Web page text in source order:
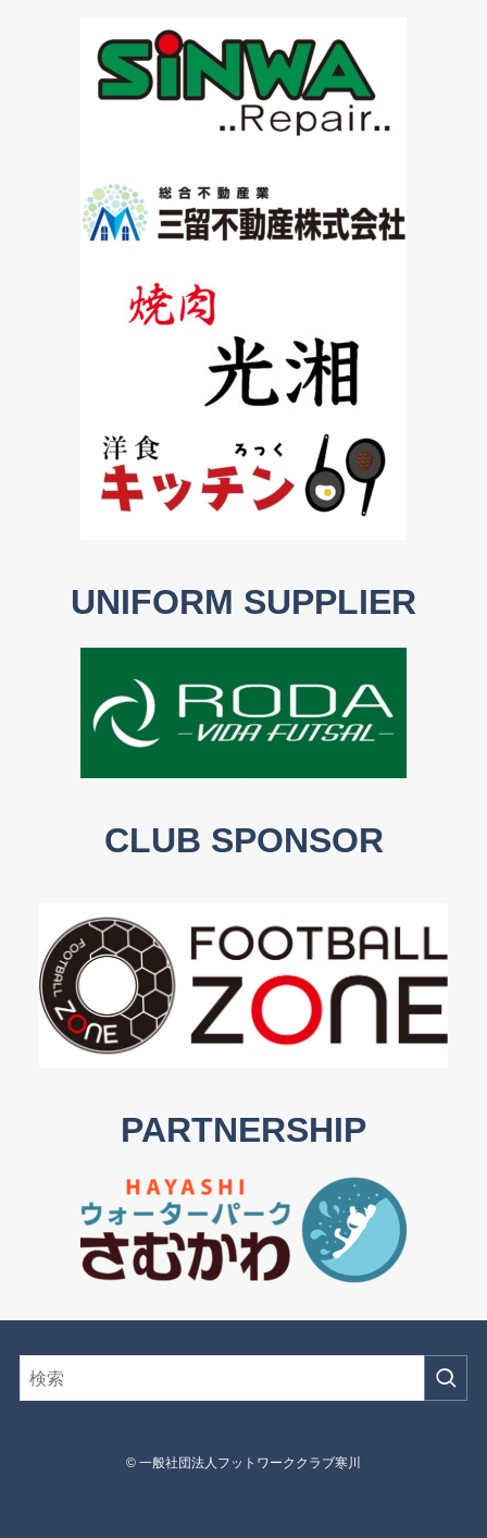
UNIFORM SUPPLIER
CLUB SPONSOR
PARTNERSHIP
© 一般社団法人フットワーククラブ寒川